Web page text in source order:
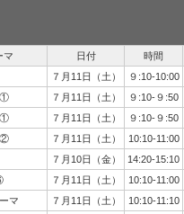
マ 日付 時間
７月11日（土） ９:10-10:00
① ７月11日（土） ９:10-９:50
① ７月11日（土） ９:10-９:50
② ７月11日（土） 10:10-11:00
７月10日（金） 14:20-15:10
７月11日（土） 10:10-11:00
マ ７月11日（土） 10:10-11:10